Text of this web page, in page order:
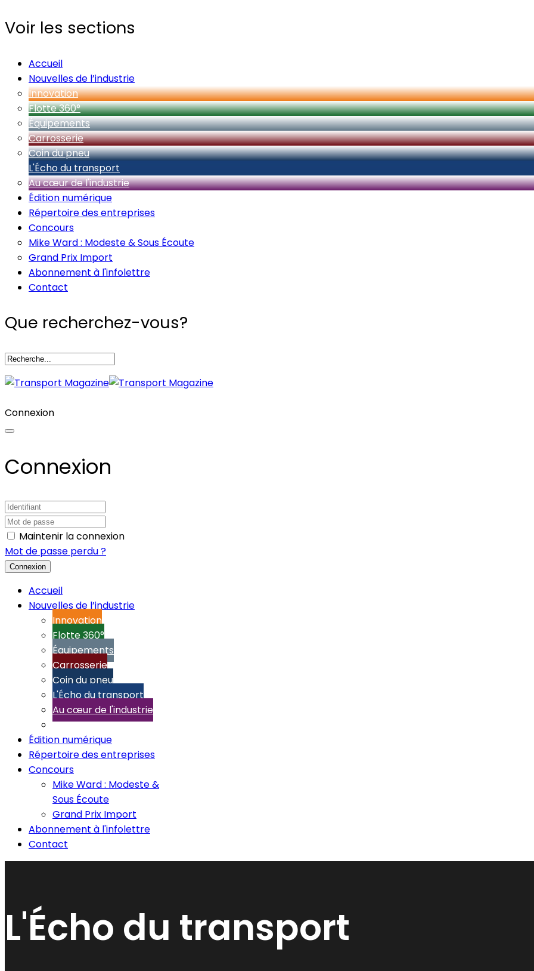
Voir les sections
Accueil
Nouvelles de l’industrie
Innovation
Flotte 360°
Équipements
Carrosserie
Coin du pneu
L'Écho du transport
Au cœur de l'industrie
Édition numérique
Répertoire des entreprises
Concours
Mike Ward : Modeste & Sous Écoute
Grand Prix Import
Abonnement à l'infolettre
Contact
Que recherchez-vous?
Connexion
Connexion
Maintenir la connexion
Mot de passe perdu ?
Connexion
Accueil
Nouvelles de l’industrie
Innovation
Flotte 360°
Équipements
Carrosserie
Coin du pneu
L'Écho du transport
Au cœur de l'industrie
Édition numérique
Répertoire des entreprises
Concours
Mike Ward : Modeste &
Sous Écoute
Grand Prix Import
Abonnement à l'infolettre
Contact
L'Écho du transport